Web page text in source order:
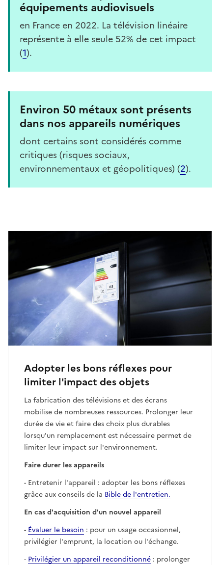
équipements audiovisuels
en France en 2022. La télévision linéaire
représente à elle seule 52% de cet impact
(1).
Environ 50 métaux sont présents
dans nos appareils numériques
dont certains sont considérés comme
critiques (risques sociaux,
environnementaux et géopolitiques) (2).
Adopter les bons réflexes pour
limiter l'impact des objets
La fabrication des télévisions et des écrans
mobilise de nombreuses ressources. Prolonger leur
durée de vie et faire des choix plus durables
lorsqu'un remplacement est nécessaire permet de
limiter leur impact sur l'environnement.
Faire durer les appareils
- Entretenir l'appareil : adopter les bons réflexes
grâce aux conseils de la Bible de l'entretien.
En cas d'acquisition d'un nouvel appareil
- Évaluer le besoin : pour un usage occasionnel,
privilégier l'emprunt, la location ou l'échange.
- Privilégier un appareil reconditionné : prolonger